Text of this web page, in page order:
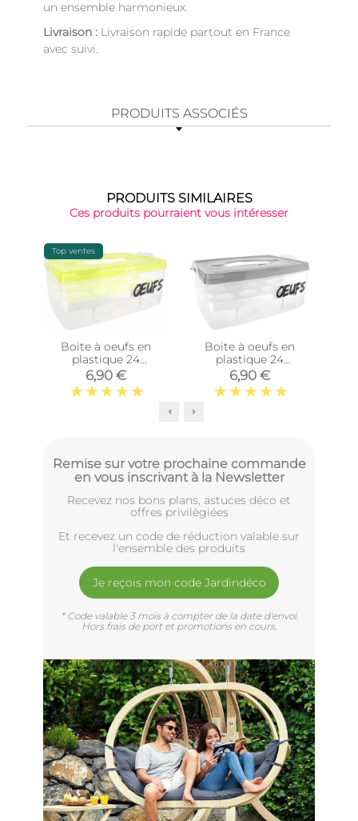
un ensemble harmonieux.
Livraison : Livraison rapide partout en France
avec suivi.
PRODUITS ASSOCIÉS
PRODUITS SIMILAIRES
Ces produits pourraient vous intéresser
Top ventes
Boite à oeufs en
plastique 24
emplacements 2
étages (Couvercle
jaune clair)
6,90 €
Boite à oeufs en
plastique 24
emplacements 2
étages (Couvercle
gris)
6,90 €
Remise sur votre prochaine commande
en vous inscrivant à la Newsletter
Recevez nos bons plans, astuces déco et
offres privilègiées
Et recevez un code de réduction valable sur
l'ensemble des produits
Je reçois mon code Jardindéco
* Code valable 3 mois à compter de la date d'envoi.
Hors frais de port et promotions en cours.